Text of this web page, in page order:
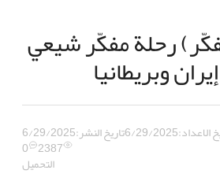
رحلة مفكّر شيعي
وبريطانيا
الاعداد:6/29/2025تاريخ النشر:6/29/2025
2387
0
التحميل